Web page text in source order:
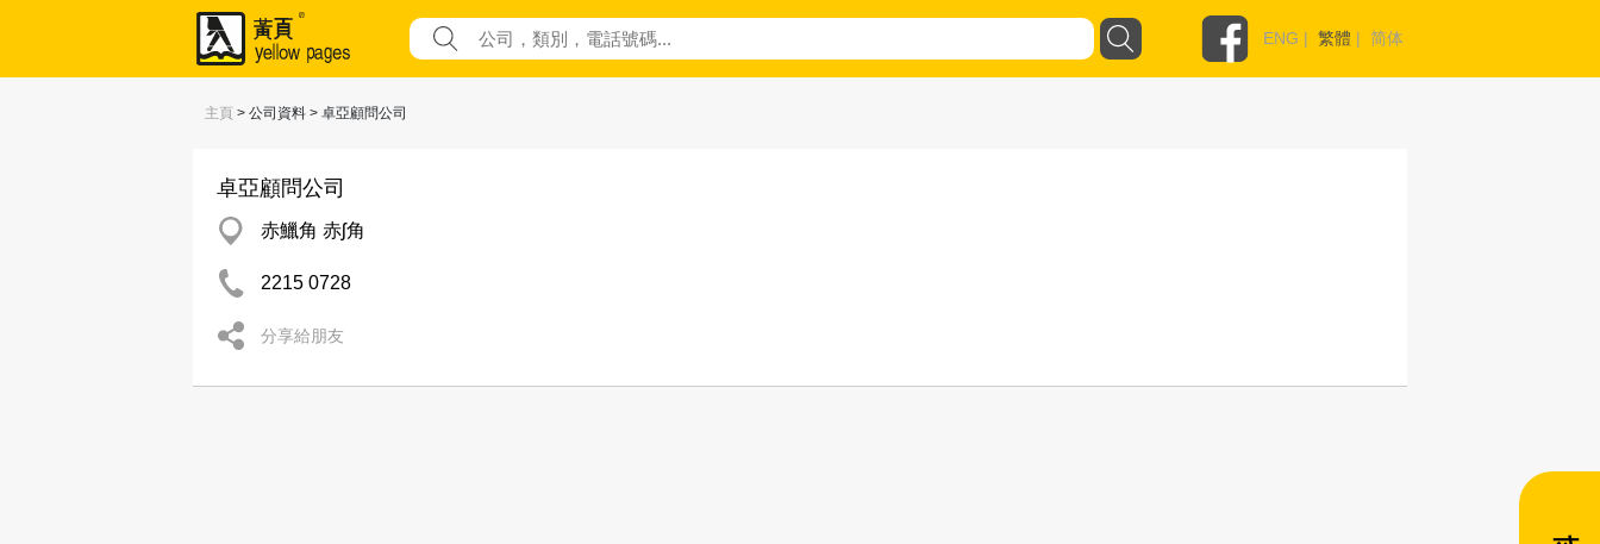
ENG | 繁體 | 简体
主頁 > 公司資料 > 卓亞顧問公司
卓亞顧問公司
赤鱲角 赤ʃ角
2215 0728
分享給朋友